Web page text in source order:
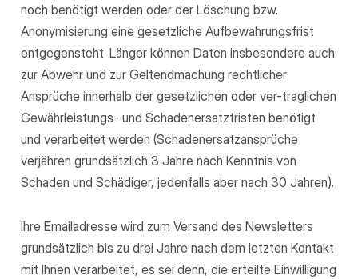
noch benötigt werden oder der Löschung bzw.
Anonymisierung eine gesetzliche Aufbewahrungsfrist
entgegensteht. Länger können Daten insbesondere auch
zur Abwehr und zur Geltendmachung rechtlicher
Ansprüche innerhalb der gesetzlichen oder ver-traglichen
Gewährleistungs- und Schadenersatzfristen benötigt
und verarbeitet werden (Schadenersatzansprüche
verjähren grundsätzlich 3 Jahre nach Kenntnis von
Schaden und Schädiger, jedenfalls aber nach 30 Jahren).
Ihre Emailadresse wird zum Versand des Newsletters
grundsätzlich bis zu drei Jahre nach dem letzten Kontakt
mit Ihnen verarbeitet, es sei denn, die erteilte Einwilligung